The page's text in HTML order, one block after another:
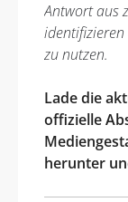
Antwort aus
zu nutzen.
Lade die
offizielle
herunter